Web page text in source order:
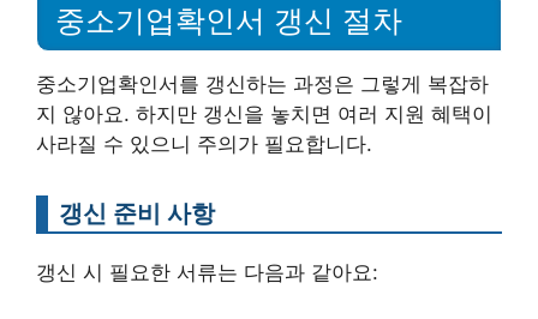
중소기업확인서 갱신 절차
중소기업확인서를 갱신하는 과정은 그렇게 복잡하
지 않아요. 하지만 갱신을 놓치면 여러 지원 혜택이
사라질 수 있으니 주의가 필요합니다.
갱신 준비 사항
갱신 시 필요한 서류는 다음과 같아요: